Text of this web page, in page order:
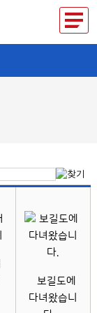
보길도에
다녀왔습니